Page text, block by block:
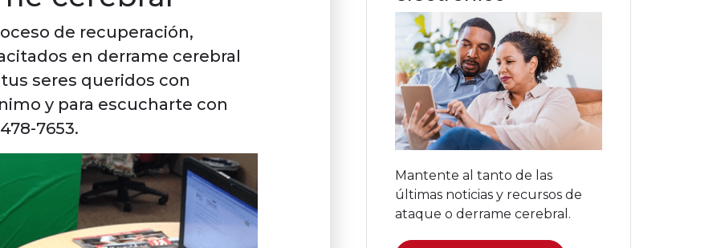
de recuperación,
en derrame cerebral
seres queridos con
y para escucharte con
7653.
Mantente al tanto de las
últimas noticias y recursos de
ataque o derrame cerebral.